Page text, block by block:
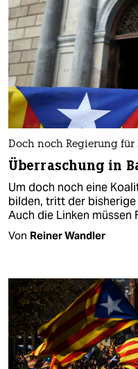
Doch noch Regierung
Überraschung in
Um doch noch eine
bilden, tritt der bisherige
Auch die Linken müssen
Von Reiner Wandler